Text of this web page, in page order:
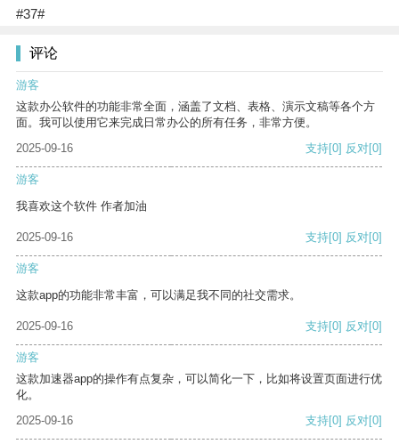
#37#
评论
游客
这款办公软件的功能非常全面，涵盖了文档、表格、演示文稿等各个方
面。我可以使用它来完成日常办公的所有任务，非常方便。
2025-09-16
支持[0] 反对[0]
游客
我喜欢这个软件 作者加油
2025-09-16 支持[0] 反对[0]
游客
这款app的功能非常丰富，可以满足我不同的社交需求。
2025-09-16 支持[0] 反对[0]
游客
这款加速器app的操作有点复杂，可以简化一下，比如将设置页面进行优
化。
2025-09-16
支持[0] 反对[0]